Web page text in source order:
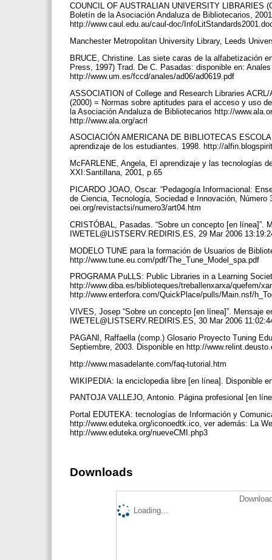
COUNCIL OF AUSTRALIAN UNIVERSITY LIBRARIES
Boletín de la Asociación Andaluza de Bibliotecarios,
http://www.caul.edu.au/caul-doc/
Manchester Metropolitan University Library, Leeds
BRUCE, Christine. Las siete caras de la alfabetización
Press, 1997) Trad. De C. Pasadas: disponible en:
http://www.um.es/fccd/anales/ad06/ad0619.pdf
ASSOCIATION of College and Research Libraries
(2000) = Normas sobre aptitudes para el acceso y uso
la Asociación Andaluza de Bibliotecarios http://
http://www.ala.org/acrl
ASOCIACIÓN AMERICANA DE BIBLIOTECAS
aprendizaje de los estudiantes. 1998. http://
McFARLENE, Angela, El aprendizaje y las tecnologías
XXI:Santillana, 2001, p.65
PICARDO JOAO, Oscar. “Pedagogía Informacional:
de Ciencia, Tecnología, Sociedad e Innovación,
oei.org/revistactsi/numero3/art04.htm
CRISTÓBAL, Pasadas. “Sobre un concepto [en línea]”.
IWETEL@LISTSERV.REDIRIS.ES, 29 Mar 2006
MODELO TUNE para la formación de Usuarios de
http://www.tune.eu.com/pdf/The_Tune_Model_spa.pdf
PROGRAMA PuLLS: Public Libraries in a Learning
http://www.diba.es/biblioteques/treballenxarxa/quefem/
http://www.enterfora.com/QuickPlace/pulls/Main.nsf/
VIVES, Josep “Sobre un concepto [en línea]”. Mensaje
IWETEL@LISTSERV.REDIRIS.ES, 30 Mar 2006
PAGANI, Raffaella (comp.) Glosario Proyecto Tuning
Septiembre, 2003. Disponible en http://
http://www.masadelante.com/faq-tutorial.htm
WIKIPEDIA: la enciclopedia libre [en línea]. Disponible
PANTOJA VALLEJO, Antonio. Página profesional [en
Portal EDUTEKA: tecnologías de Información y
http://www.eduteka.org/iconoedtk.ico, ver además: La
http://www.eduteka.org/nueveCMI.php3
Downloads
Loading...